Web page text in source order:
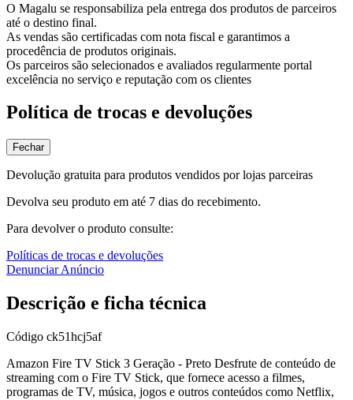
O Magalu se responsabiliza pela entrega dos produtos de parceiros
até o destino final.
As vendas são certificadas com nota fiscal e garantimos a
procedência de produtos originais.
Os parceiros são selecionados e avaliados regularmente portal
excelência no serviço e reputação com os clientes
Política de trocas e devoluções
Fechar
Devolução gratuita para produtos vendidos por lojas parceiras
Devolva seu produto em até 7 dias do recebimento.
Para devolver o produto consulte:
Políticas de trocas e devoluções
Denunciar Anúncio
Descrição e ficha técnica
Código ck51hcj5af
Amazon Fire TV Stick 3 Geração - Preto Desfrute de conteúdo de
streaming com o Fire TV Stick, que fornece acesso a filmes,
programas de TV, música, jogos e outros conteúdos como Netflix,